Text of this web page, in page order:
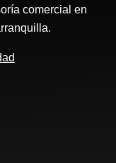
comercial en